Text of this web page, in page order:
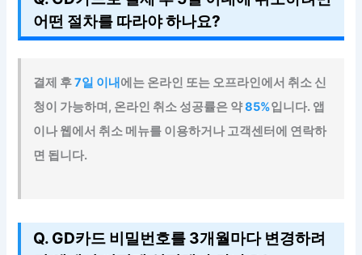
어떤 절차를 따라야 하나요?
결제 후7일 이내에는 온라인 또는 오프라인에서 취소 신
청이 가능하며, 온라인 취소 성공률은 약85%입니다. 앱
이나 웹에서 취소 메뉴를 이용하거나 고객센터에 연락하
면 됩니다.
Q. GD카드 비밀번호를 3개월마다 변경하려